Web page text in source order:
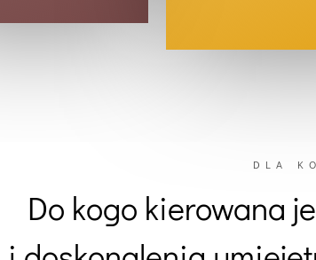
DLA
Do kogo kierowana